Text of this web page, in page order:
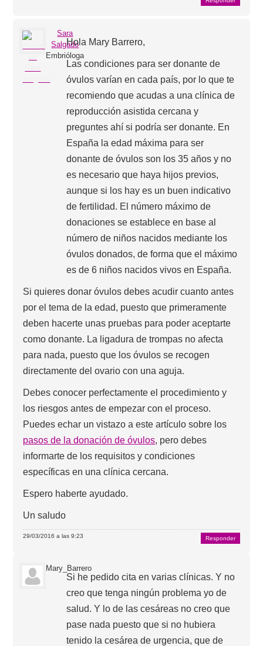
Sara
Salgado
Embrióloga
Hola Mary Barrero,
Las condiciones para ser donante de
óvulos varían en cada país, por lo que te
recomiendo que acudas a una clínica de
reproducción asistida cercana y
preguntes ahí si podría ser donante. En
España la edad máxima para ser
donante de óvulos son los 35 años y no
es necesario que haya hijos previos,
aunque si los hay es un buen indicativo
de fertilidad. El número máximo de
donaciones se establece en base al
número de niños nacidos mediante los
óvulos donados, de forma que el máximo
es de 6 niños nacidos vivos en España.
Si quieres donar óvulos debes acudir cuanto antes
por el tema de la edad, puesto que primeramente
deben hacerte unas pruebas para poder aceptarte
como donante. La ligadura de trompas no afecta
para nada, puesto que los óvulos se recogen
directamente del ovario con una aguja.
Debes conocer perfectamente el procedimiento y
los riesgos antes de empezar con el proceso.
Puedes echar un vistazo a este artículo sobre los
pasos de la donación de óvulos, pero debes
informarte de los requisitos y condiciones
específicas en una clínica cercana.
Espero haberte ayudado.
Un saludo
29/03/2016 a las 9:23 Responder
Mary_Barrero
Si he pedido cita en varias clínicas. Y no
creo que tenga ningún problema yo de
salud. Y lo de las cesáreas no creo que
pase nada puesto que si no hubiera
tenido la cesárea de urgencia, que de